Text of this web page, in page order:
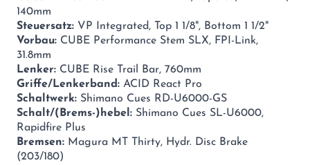
140mm
Steuersatz: VP Integrated, Top 1 1/8", Bottom 1 1/2"
Vorbau: CUBE Performance Stem SLX, FPI-Link,
31.8mm
Lenker: CUBE Rise Trail Bar, 760mm
Griffe/Lenkerband: ACID React Pro
Schaltwerk: Shimano Cues RD-U6000-GS
Schalt/(Brems-)hebel: Shimano Cues SL-U6000,
Rapidfire Plus
Bremsen: Magura MT Thirty, Hydr. Disc Brake
(203/180)